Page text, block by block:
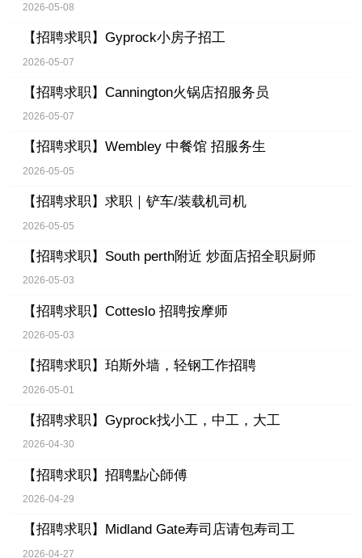
2026-05-08
【招聘求职】 Gyprock小房子招工
2026-05-07
【招聘求职】 Cannington火锅店招服务员
2026-05-07
【招聘求职】 Wembley 中餐馆 招服务生
2026-05-05
【招聘求职】 求职｜铲车/装载机司机
2026-05-05
【招聘求职】 South perth附近 炒面店招全职厨师
2026-05-03
【招聘求职】 Cotteslo 招聘按摩师
2026-05-03
【招聘求职】 珀斯外墙，轻钢工作招聘
2026-05-01
【招聘求职】 Gyprock找小工，中工，大工
2026-04-30
【招聘求职】 招聘點心師傅
2026-04-29
【招聘求职】 Midland Gate寿司店请包寿司工
2026-04-27